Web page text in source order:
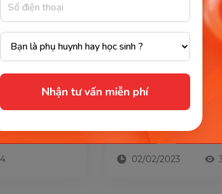
Nhận tư vấn miễn phí
4 tuổi
tảng tiếng Anh
việc học hành
tìm tòi các
[NOTE] 20+ TIPS
IELTS & cách làm bài
Listening là 1 trong 4 kỹ
không chỉ giúp bạn đạt
thi Ielts, bài test các
mang lại cơ hội nghề
02/02/2023